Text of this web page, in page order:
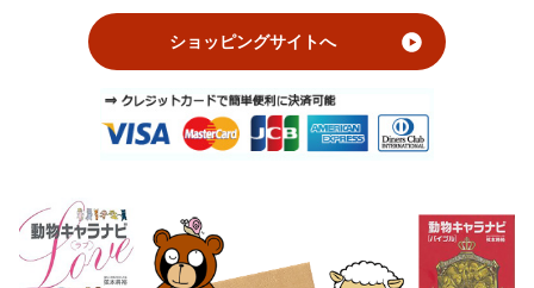
ショッピングサイトへ